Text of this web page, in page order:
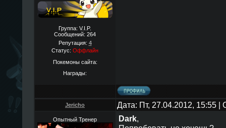
Группа: V.I.P.
Сообщений: 264
Репутация: 4
Статус: Оффлайн
Покемоны сайта:
Награды:
Jericho Дата: Пт, 27.04.2012, 15:55
Опытный Тренер Dark,